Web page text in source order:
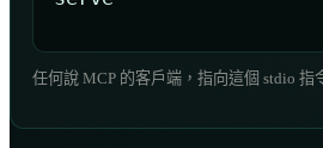
任何說 MCP 的客戶端，指向這個 stdio 指